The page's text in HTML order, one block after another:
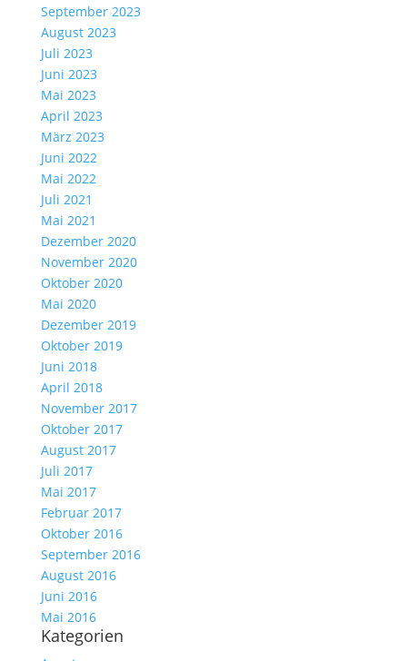
September 2023
August 2023
Juli 2023
Juni 2023
Mai 2023
April 2023
März 2023
Juni 2022
Mai 2022
Juli 2021
Mai 2021
Dezember 2020
November 2020
Oktober 2020
Mai 2020
Dezember 2019
Oktober 2019
Juni 2018
April 2018
November 2017
Oktober 2017
August 2017
Juli 2017
Mai 2017
Februar 2017
Oktober 2016
September 2016
August 2016
Juni 2016
Mai 2016
Kategorien